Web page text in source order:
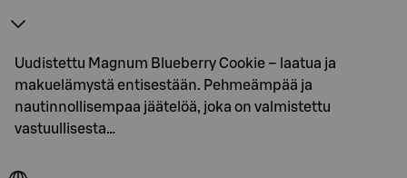
Uudistettu Magnum Blueberry Cookie – laatua ja
makuelämystä entisestään. Pehmeämpää ja
nautinnollisempaa jäätelöä, joka on valmistettu
vastuullisesta…